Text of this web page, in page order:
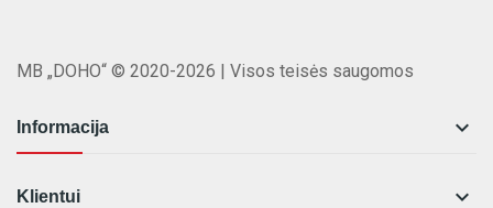
MB „DOHO“ © 2020-2026 | Visos teisės saugomos
Informacija 
Klientui 